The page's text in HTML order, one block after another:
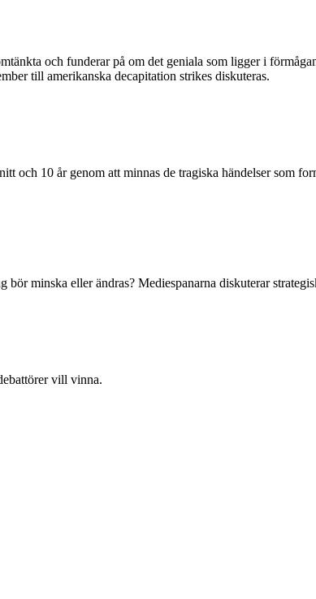
och funderar på om det geniala som ligger i
till amerikanska decapitation strikes diskuteras.
10 år genom att minnas de tragiska händelser som
minska eller ändras? Mediespanarna diskuterar
vill vinna.